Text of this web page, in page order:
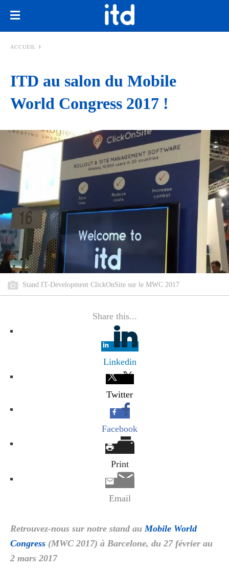
ACCUEIL
ITD au salon du Mobile
World Congress 2017 !
Stand IT-Development ClickOnSite sur le MWC 2017
Share this...
Linkedin
Twitter
Facebook
Print
Email
Retrouvez-nous sur notre stand au Mobile World
Congress (MWC 2017) à Barcelone, du 27 février au
2 mars 2017